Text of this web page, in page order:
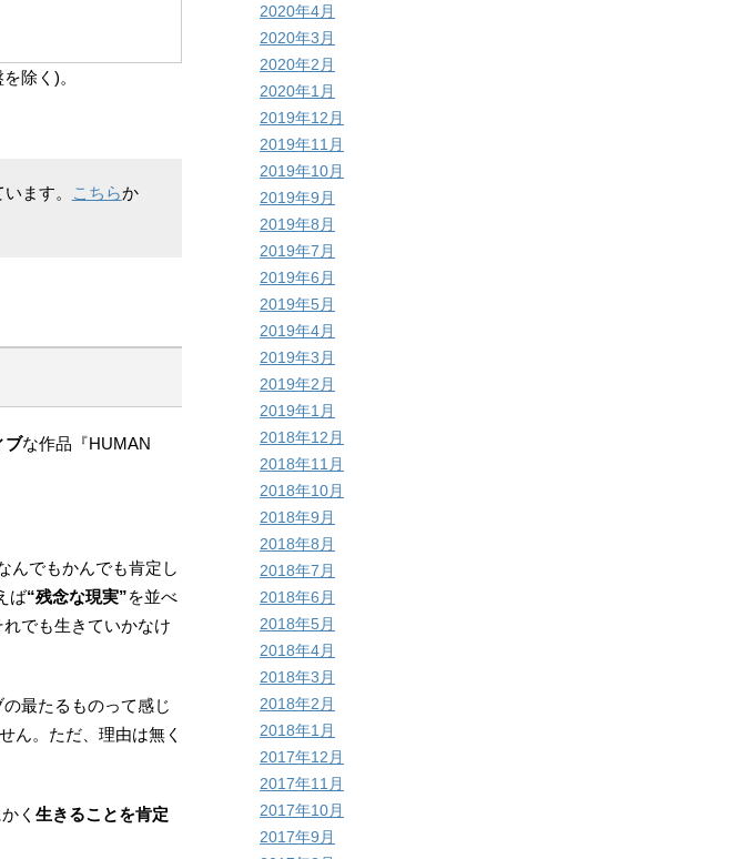
除く)。
ます。 こちらか
ブな作品『HUMAN
んでもかんでも肯定し
ば“残念な現実”を並べ
でも生きていかなけ
最たるものって感じ
ん。ただ、理由は無く
く 生きることを肯定
2020年4月
2020年3月
2020年2月
2020年1月
2019年12月
2019年11月
2019年10月
2019年9月
2019年8月
2019年7月
2019年6月
2019年5月
2019年4月
2019年3月
2019年2月
2019年1月
2018年12月
2018年11月
2018年10月
2018年9月
2018年8月
2018年7月
2018年6月
2018年5月
2018年4月
2018年3月
2018年2月
2018年1月
2017年12月
2017年11月
2017年10月
2017年9月